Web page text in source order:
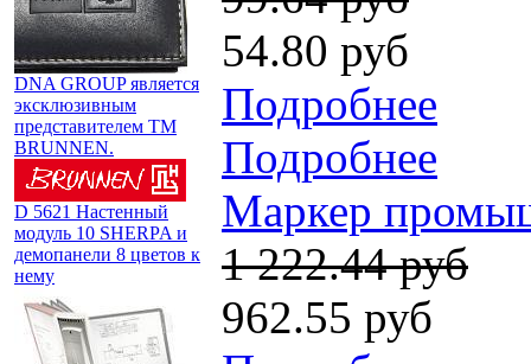
DNA GROUP является
эксклюзивным
представителем TM
BRUNNEN.
D 5621 Настенный
модуль 10 SHERPA и
демопанели 8 цветов к
нему
54.80 руб
Подробнее
Подробнее
Маркер
1 222.44 руб
962.55 руб